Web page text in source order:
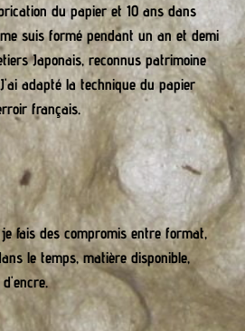
du papier et 10 ans dans
suis formé pendant un an et demi
Japonais, reconnus patrimoine
adapté la technique du papier
français.
fais des compromis entre format,
le temps, matière disponible,